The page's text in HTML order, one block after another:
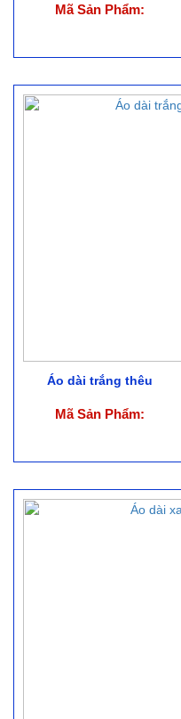
Mã Sản Phẩm:
Áo dài trắng thêu
Mã Sản Phẩm: